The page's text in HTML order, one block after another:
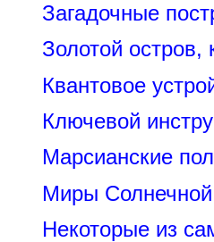
Загадочные
Золотой остров,
Квантовое
Ключевой
Марсианские
Миры
Некоторые из